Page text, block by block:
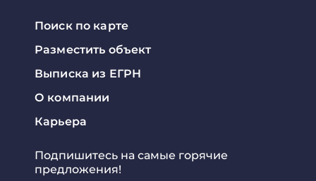
Поиск по карте
Разместить объект
Выписка из ЕГРН
О компании
Карьера
Подпишитесь на самые горячие
предложения!